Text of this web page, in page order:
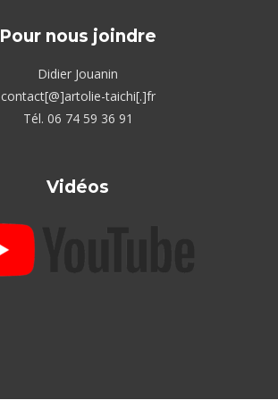
Pour nous joindre
Didier Jouanin
contact[@]artolie-taichi[.]fr
Tél. 06 74 59 36 91
Vidéos